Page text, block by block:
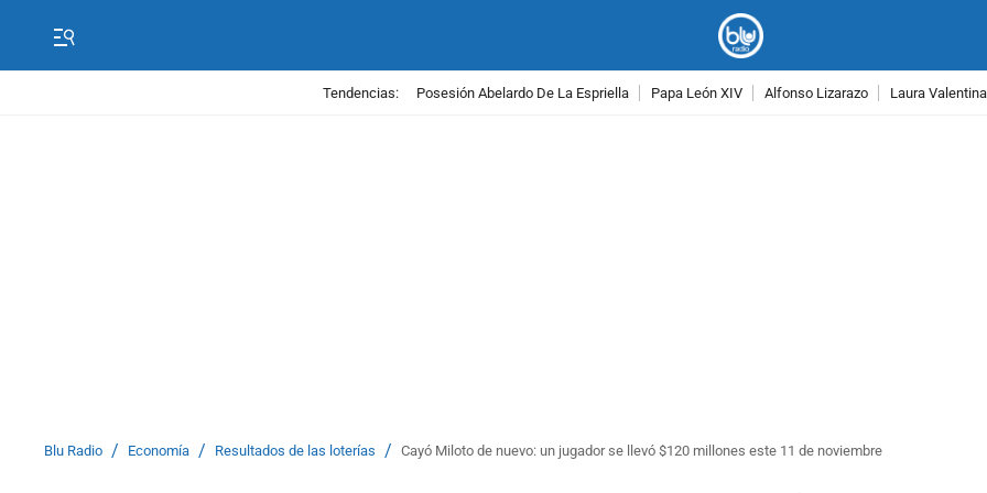
Tendencias: Posesión Abelardo De La Espriella Papa León XIV Alfonso Lizarazo Laura
Blu Radio / Economía / Resultados de las loterías / Cayó Miloto de nuevo: un jugador se llevó $120 millones este 11 de noviembre